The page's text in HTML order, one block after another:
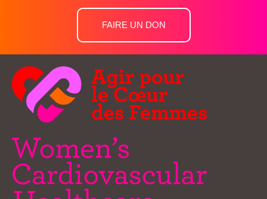
FAIRE UN DON